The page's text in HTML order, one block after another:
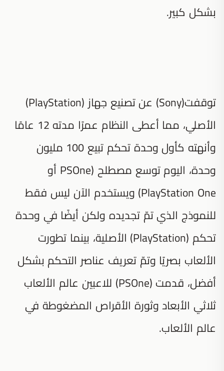
بشكل كبير.
توقفت(Sony) عن تصنيع جهاز (PlayStation)
الأصلي، مما أعطى النظام عمرًا مدته 12 عامًا
وأنهته كأول وحدة تحكم تبيع 100 مليون
وحدة، اليوم توسع مصطلح (PSOne أو
PlayStation One) ويستخدم الآن ليس فقط
للنموذج الذي تمّ تجديده ولكن أيضًا في وحدة
تحكم (PlayStation) الأصلية، بينما تطورت
الألعاب بصريًا وتمّ تعريف عناصر التحكم بشكل
أفضل، قدمت (PSOne) للاعبين عالم الألعاب
ثلاثي الأبعاد وثورة الأقراص المضغوطة في
عالم الألعاب.